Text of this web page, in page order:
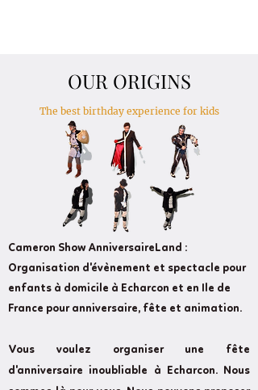
OUR ORIGINS
The best birthday experience for kids
Cameron Show AnniversaireLand :
Organisation d'évènement et spectacle pour
enfants à domicile à Echarcon et en Ile de
France pour anniversaire, fête et animation.
Vous voulez organiser une fête
d'anniversaire inoubliable à Echarcon. Nous